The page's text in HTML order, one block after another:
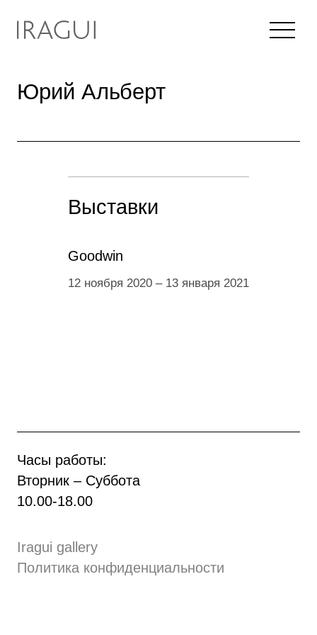
Юрий Альберт
Выставки
Goodwin
12 ноября 2020 – 13 января 2021
Часы работы:
Вторник – Суббота
10.00-18.00
Iragui gallery
Политика конфиденциальности